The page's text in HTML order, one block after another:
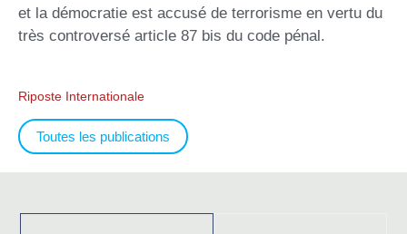
et la démocratie est accusé de terrorisme en vertu du
très controversé article 87 bis du code pénal.
Riposte Internationale
Toutes les publications